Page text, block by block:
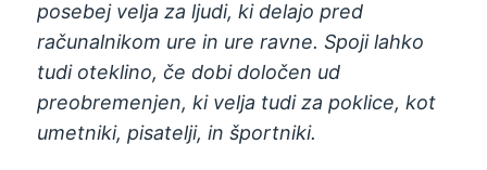
posebej velja za ljudi, ki delajo pred
računalnikom ure in ure ravne. Spoji lahko
tudi oteklino, če dobi določen ud
preobremenjen, ki velja tudi za poklice, kot
umetniki, pisatelji, in športniki.